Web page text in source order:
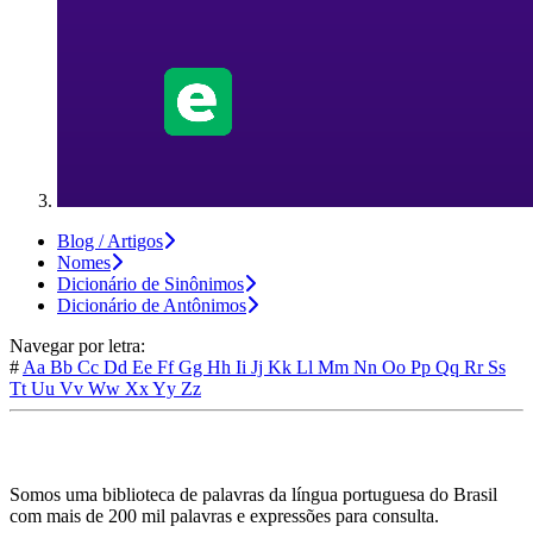
Blog / Artigos
Nomes
Dicionário de Sinônimos
Dicionário de Antônimos
Navegar por letra:
# Aa Bb Cc Dd Ee FfGg Hh Ii Jj Kk Ll Mm Nn Oo Pp Qq Rr Ss
Tt Uu Vv Ww XxYy Zz
Somos uma biblioteca de palavras da língua portuguesa do Brasil
com mais de 200 mil palavras e expressões para consulta.